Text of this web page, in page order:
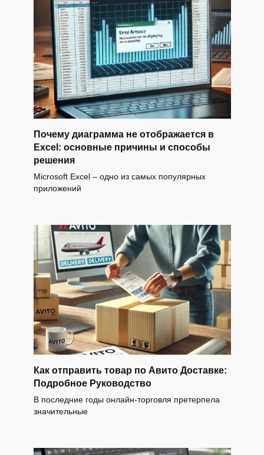
Почему диаграмма не отображается в
Excel: основные причины и способы
решения
Microsoft Excel – одно из самых популярных
приложений
Как отправить товар по Авито Доставке:
Подробное Руководство
В последние годы онлайн-торговля претерпела
значительные